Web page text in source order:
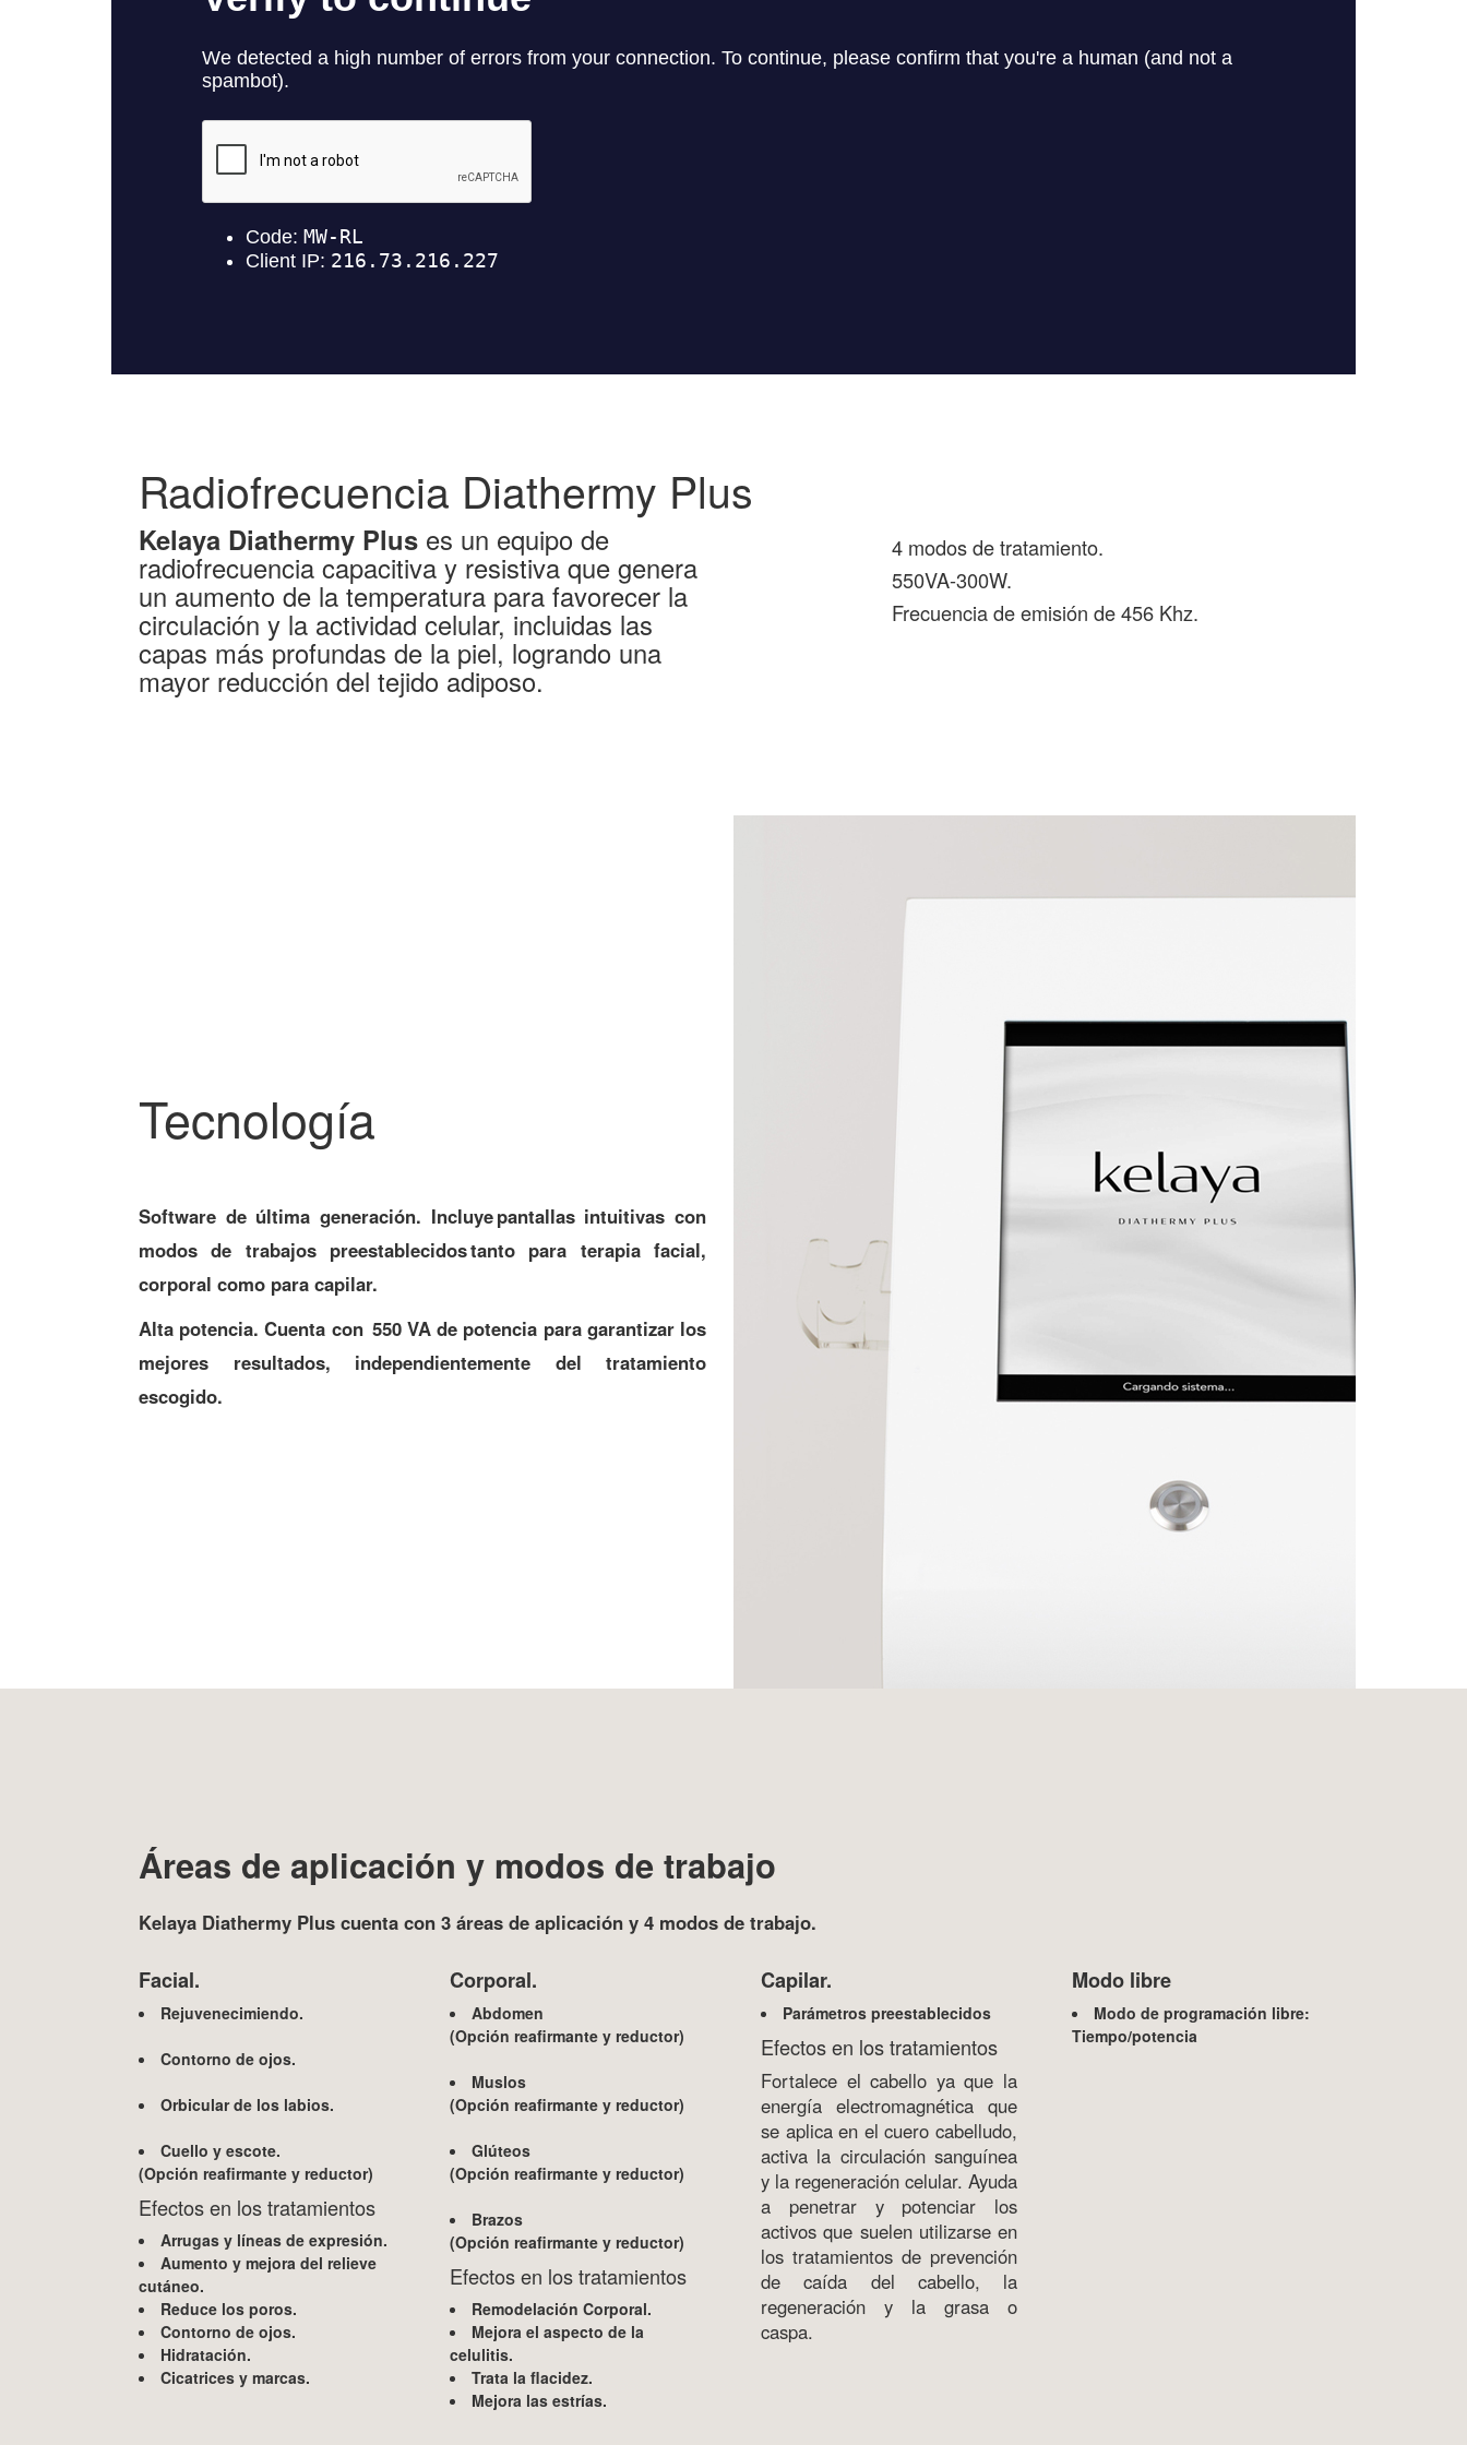
Radiofrecuencia Diathermy Plus
Kelaya Diathermy Plus es un equipo de
radiofrecuencia capacitiva y resistiva que genera
un aumento de la temperatura para favorecer la
circulación y la actividad celular, incluidas las
capas más profundas de la piel, logrando una
mayor reducción del tejido adiposo.
4 modos de tratamiento.
550VA-300W.
Frecuencia de emisión de 456 Khz.
Tecnología
Software de última generación. Incluye pantallas intuitivas con
modos de trabajos preestablecidos tanto para terapia facial,
corporal como para capilar.
Alta potencia. Cuenta con 550 VA de potencia para garantizar los
mejores resultados, independientemente del tratamiento
escogido.
Áreas de aplicación y modos de trabajo
Kelaya Diathermy Plus cuenta con 3 áreas de aplicación y 4 modos de trabajo.
Facial.
Rejuvenecimiendo.
Contorno de ojos.
Orbicular de los labios.
Cuello y escote.
(Opción reafirmante y reductor)
Efectos en los tratamientos
Arrugas y líneas de expresión.
Aumento y mejora del relieve
cutáneo.
Reduce los poros.
Contorno de ojos.
Hidratación.
Cicatrices y marcas.
Corporal.
Abdomen
(Opción reafirmante y reductor)
Muslos
(Opción reafirmante y reductor)
Glúteos
(Opción reafirmante y reductor)
Brazos
(Opción reafirmante y reductor)
Efectos en los tratamientos
Remodelación Corporal.
Mejora el aspecto de la
celulitis.
Trata la flacidez.
Mejora las estrías.
Capilar.
Parámetros preestablecidos
Efectos en los tratamientos
Fortalece el cabello ya que la
energía electromagnética que
se aplica en el cuero cabelludo,
activa la circulación sanguínea
y la regeneración celular. Ayuda
a penetrar y potenciar los
activos que suelen utilizarse en
los tratamientos de prevención
de caída del cabello, la
regeneración y la grasa o
caspa.
Modo libre
Modo de programación libre:
Tiempo/potencia